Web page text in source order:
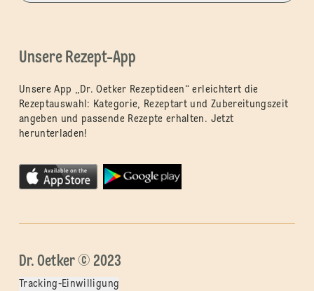
Unsere Rezept-App
Unsere App „Dr. Oetker Rezeptideen“ erleichtert die
Rezeptauswahl: Kategorie, Rezeptart und Zubereitungszeit
angeben und passende Rezepte erhalten. Jetzt
herunterladen!
Dr. Oetker © 2023
Tracking-Einwilligung